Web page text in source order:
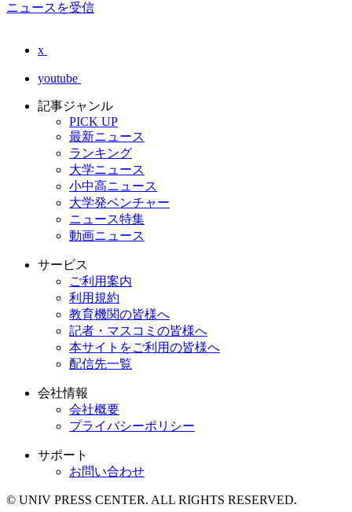
ニュースを受信
x
youtube
記事ジャンル
PICK UP
最新ニュース
ランキング
大学ニュース
小中高ニュース
大学発ベンチャー
ニュース特集
動画ニュース
サービス
ご利用案内
利用規約
教育機関の皆様へ
記者・マスコミの皆様へ
本サイトをご利用の皆様へ
配信先一覧
会社情報
会社概要
プライバシーポリシー
サポート
お問い合わせ
© UNIV PRESS CENTER. ALL RIGHTS RESERVED.